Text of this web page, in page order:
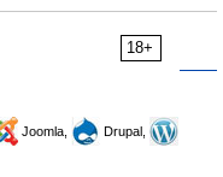
18+
Joomla,
Drupal,